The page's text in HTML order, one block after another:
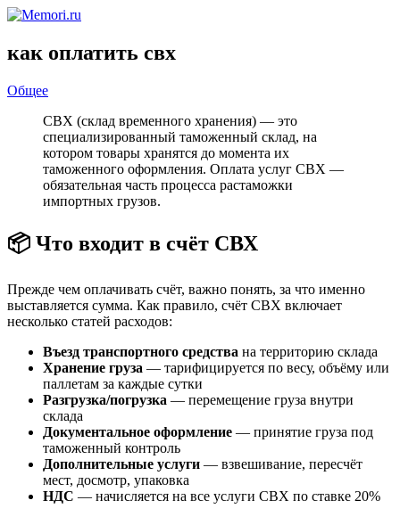
как оплатить свх
Общее
СВХ (склад временного хранения) — это
специализированный таможенный склад, на
котором товары хранятся до момента их
таможенного оформления. Оплата услуг СВХ —
обязательная часть процесса растаможки
импортных грузов.
📦 Что входит в счёт СВХ
Прежде чем оплачивать счёт, важно понять, за что именно
выставляется сумма. Как правило, счёт СВХ включает
несколько статей расходов:
Въезд транспортного средства на территорию склада
Хранение груза — тарифицируется по весу, объёму или
паллетам за каждые сутки
Разгрузка/погрузка — перемещение груза внутри
склада
Документальное оформление — принятие груза под
таможенный контроль
Дополнительные услуги — взвешивание, пересчёт
мест, досмотр, упаковка
НДС — начисляется на все услуги СВХ по ставке 20%